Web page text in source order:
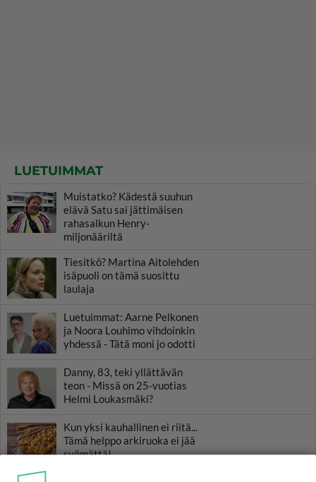
LUETUIMMAT
Muistatko? Kädestä suuhun
elävä Satu sai jättimäisen
rahasalkun Henry-
miljonääriltä
Tiesitkö? Martina Aitolehden
isäpuoli on tämä suosittu
laulaja
Luetuimmat: Aarne Pelkonen
ja Noora Louhimo vihdoinkin
yhdessä - Tätä moni jo odotti
Danny, 83, teki yllättävän
teon - Missä on 25-vuotias
Helmi Loukasmäki?
Kun yksi kauhallinen ei riitä...
Tämä helppo arkiruoka ei jää
syömättä!